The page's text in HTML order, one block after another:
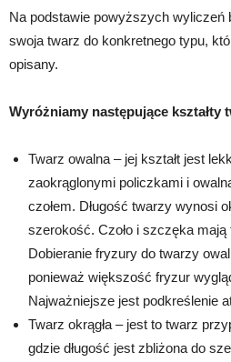
Na podstawie powyższych wyliczeń
swoja twarz do konkretnego typu,
opisany.
Wyróżniamy następujące kształty
Twarz owalna – jej kształt jest
zaokrąglonymi policzkami i
czołem. Długość twarzy wynosi
szerokość. Czoło i szczęka
Dobieranie fryzury do twarzy
ponieważ większość fryzur
Najważniejsze jest podkreślenie
Twarz okrągła – jest to twarz
gdzie długość jest zbliżona do